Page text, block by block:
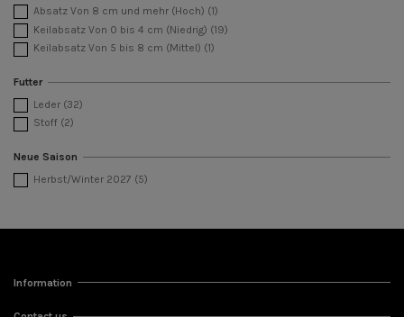
Absatz Von 8 cm und mehr (Hoch) (1)
Keilabsatz Von 0 bis 4 cm (Niedrig) (19)
Keilabsatz Von 5 bis 8 cm (Mittel) (1)
Futter
Leder (32)
Stoff (2)
Neue Saison
Herbst/Winter 2027 (5)
Information